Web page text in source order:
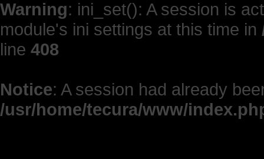
Warning: ini_set(): A session is
module's ini settings at this time in
line 408
Notice: A session had already
/usr/home/tecura/www/